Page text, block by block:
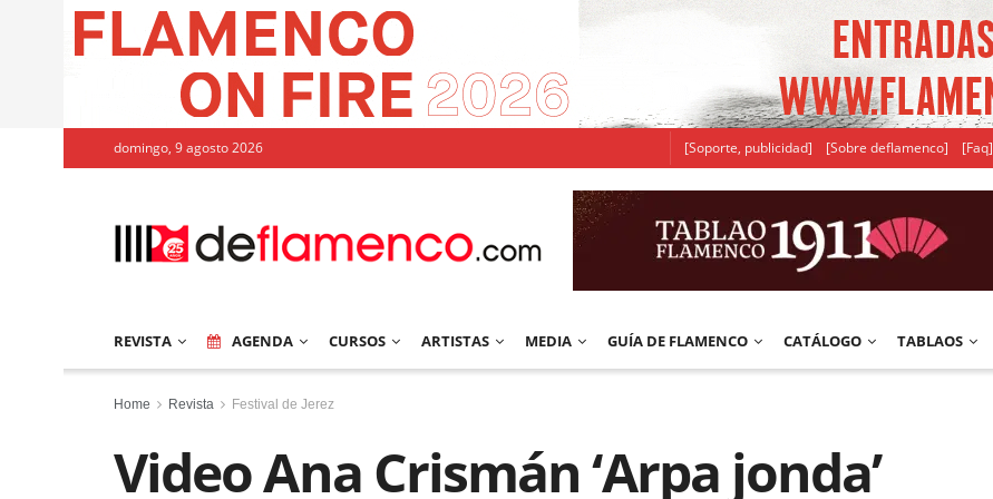
domingo, 9 agosto 2026 [Soporte, publicidad] [Sobre deflamenco] [Faq]
REVISTA AGENDA CURSOS ARTISTAS MEDIA GUÍA DE FLAMENCO CATÁLOGO TABLAOS
Home Revista Festival de Jerez
Video Ana Crismán ‘Arpa jonda’